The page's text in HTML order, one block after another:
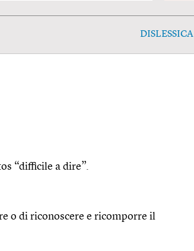
DISLESSICA
“difficile a dire”.
o di riconoscere e ricomporre il